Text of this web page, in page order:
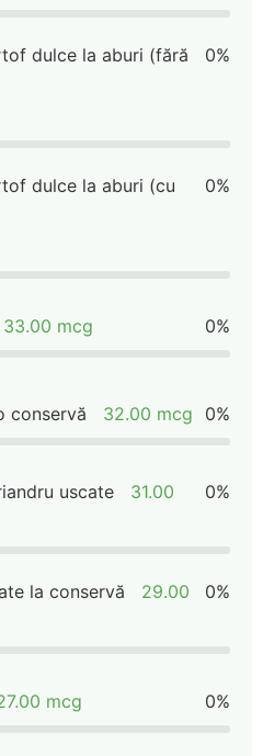
dulce la aburi (fără
0%
dulce la aburi (cu
0%
33.00 mcg 0%
conservă 32.00 mcg 0%
uscate
31.00
0%
la conservă
29.00
0%
mcg 0%